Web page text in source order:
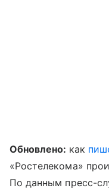
Обновлено: как
«Ростелекома»
По данным пресс-